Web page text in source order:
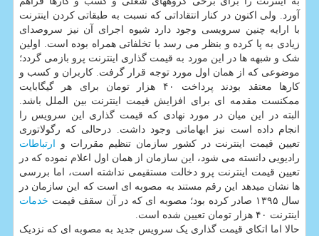
آورد. ولی اکنون در کنار انتقاداتی که نسبت به طبقاتی کردن اینترنت
با ارایه چنین سرویسی وجود دارد شیوه اجرای آن نیز سروصدای
زیادی به پا کرده و بنظر می رسد با تخلفاتی همراه بوده است. اولین
شک و شبهه ها در این مورد به قیمت گذاری اینترنت پرو بازمی گردد؛
موضوعی که از همان اول مورد توجه قرار گرفت. کاربران و کسب و
کارها معتقد بودند پرداخت ۴۰ هزار تومان برای هر گیگابایت
ممکنست مقدمه ای برای افزایش قیمت اینترنت بین الملل باشد.
البته در این میان در مورد نهادی که قیمت گذاری این سرویس را
انجام داده است نیز ابهاماتی وجود داشت. درحالی که رگولاتوری
تعیین قیمت اینترنت در کشور سازمان تنظیم مقررات و
ارتباطات
رادیویی دانسته می شود، این سازمان از همان اول اعلام نموده که در
تعیین قیمت اینترنت پرو دخالت مستقیمی نداشته است، اما بررسی
ها نشان میدهد این رقم مستند به مصوبه ای است که این سازمان در
سال ۱۳۹۵ صادر کرده بود؛ مصوبه ای که در آن سقف قیمت
خدمات
اینترنت ۴۰ هزار تومان تعیین شده است.
حالا اما اتکای قیمت گذاری یک سرویس جدید به مصوبه ای که نزدیک